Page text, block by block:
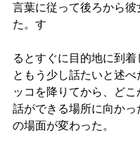
言葉に従って後ろから彼
た。す
るとすぐに目的地に到着
ともう少し話たいと述べ
ッコを降りてから、どこ
話ができる場所に向かっ
の場面が変わった。